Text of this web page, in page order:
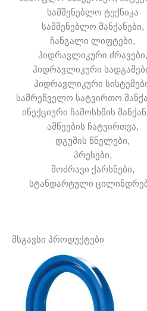
სამშენებლო ტექნიკა
სამშენებლო მანქანები,
ჩანგალი ლიფტები,
ჰიდრავლიკური ძრავები,
ჰიდრავლიკური
ჰიდრავლიკური
სამრეწველო სატვირთო
ინექციური ჩამოსხმის
ამწეების ჩატვირთვა,
დგუშის წნელები,
პრესები,
მოძრავი ქარხნები,
სტანდარტული
მსგავსი პროდუქტები